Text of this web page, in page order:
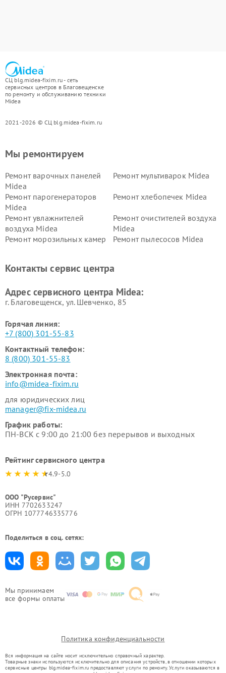
СЦ blg.midea-fixim.ru - сеть
сервисных центров в Благовещенске
по ремонту и обслуживанию техники
Midea
2021-2026 © СЦ blg.midea-fixim.ru
Мы принимаем
все формы оплаты
Мы ремонтируем
Ремонт варочных панелей
Midea
Ремонт мультиварок Midea
Ремонт парогенераторов
Midea
Ремонт хлебопечек Midea
Ремонт увлажнителей
воздуха Midea
Ремонт очистителей воздуха
Midea
Ремонт морозильных камер
Ремонт пылесосов Midea
пылесосов Midea
Midea
Контакты сервис центра
Адрес сервисного центра Midea:
г. Благовещенск, ул. Шевченко, 85
Горячая линия:
+7 (800) 301-55-83
Контактный телефон:
8 (800) 301-55-83
Электронная почта:
info@midea-fixim.ru
для юридических лиц
manager@fix-midea.ru
График работы:
ПН-ВСК с 9:00 до 21:00 без перерывов и выходных
Рейтинг сервисного центра
4.9-5.0
ООО "Русервис"
ИНН 7702633247
ОГРН 1077746335776
Поделиться в соц. сетях:
Политика конфиденциальности
Вся информация на сайте носит исключительно справочный характер.
Товарные знаки используются исключительно для описания устройств, в отношении которых
сервисные центры blg.midea-fixim.ru предоставляют услуги по ремонту. Услуги оказываются в